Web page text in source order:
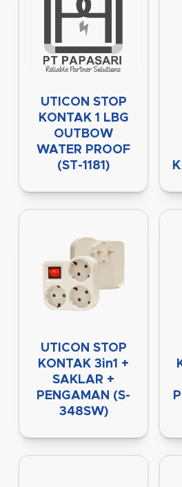
UTICON STOP
KONTAK 1 LBG
OUTBOW
WATER PROOF
(ST-1181)
UTICON STOP
KONTAK 3in1 +
SAKLAR +
PENGAMAN (S-
348SW)